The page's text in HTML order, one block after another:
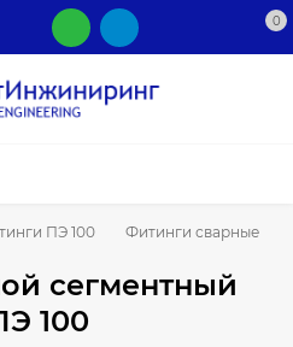
0
ПЭ 100 Фитинги сварные
сегментный
100